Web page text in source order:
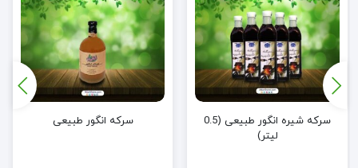
سرکه شیره انگور طبیعی (0.5
لیتر)
سرکه انگور طبیعی